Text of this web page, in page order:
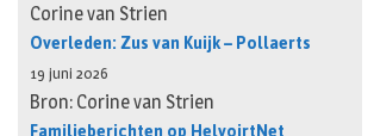
Corine van Strien
Overleden: Zus van Kuijk – Pollaerts
19 juni 2026
Bron: Corine van Strien